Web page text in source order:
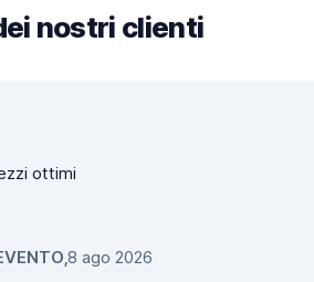
nostri clienti
ottimi
,8 ago 2026